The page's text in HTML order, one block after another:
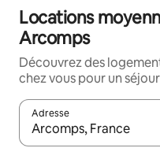
Locations
Arcomps
Découvrez des
chez vous pour un
Adresse
Lorsque les résultats